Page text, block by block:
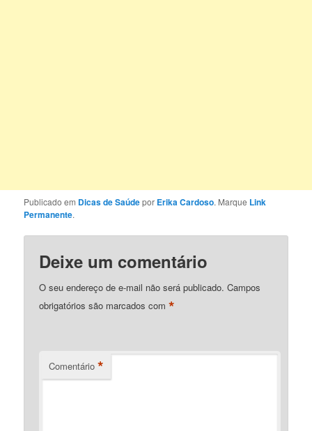
Publicado em Dicas de Saúdepor Erika Cardoso. Marque Link
Permanente.
Deixe um comentário
O seu endereço de e-mail não será publicado. Campos
obrigatórios são marcados com*
Comentário *